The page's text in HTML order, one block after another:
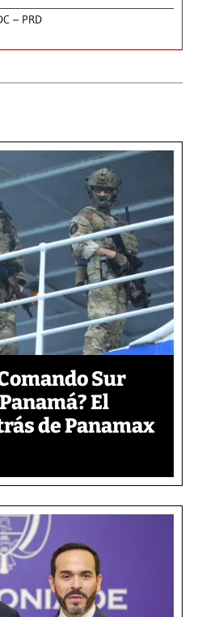
– PRD
Sur
El
de Panamax